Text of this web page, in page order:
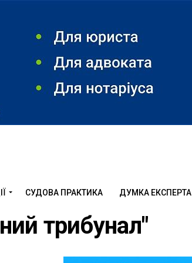
СУДОВА ПРАКТИКА ДУМКА ЕКСПЕРТА
трибунал"